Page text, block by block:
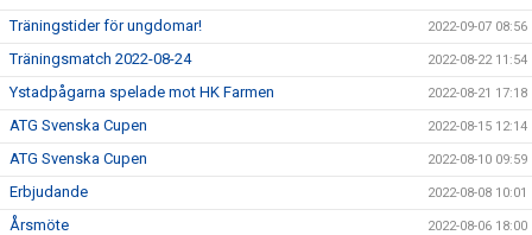
Träningstider för ungdomar! 2022-09-07 08:56
Träningsmatch 2022-08-24 2022-08-22 11:54
Ystadpågarna spelade mot HK Farmen 2022-08-21 17:18
ATG Svenska Cupen 2022-08-15 12:14
ATG Svenska Cupen 2022-08-10 09:59
Erbjudande 2022-08-08 10:01
Årsmöte 2022-08-06 18:00